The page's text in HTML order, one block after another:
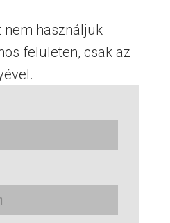
nem használjuk
felületen, csak az